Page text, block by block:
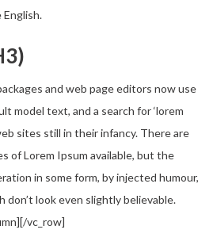
English.
and web page editors now use
model text, and a search for ‘lorem
sites still in their infancy. There are
of Lorem Ipsum available, but the
in some form, by injected humour,
don’t look even slightly believable.
vc_row]